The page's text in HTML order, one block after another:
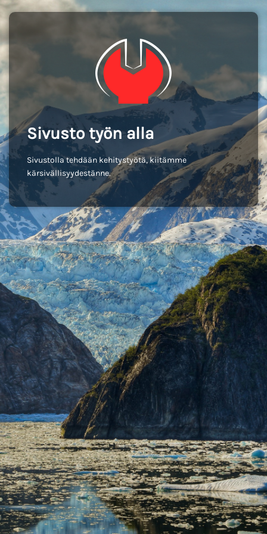
Sivusto työn alla
Sivustolla tehdään kehitystyötä, kiitämme
kärsivällisyydestänne.